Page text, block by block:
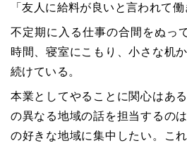
「友人に給料が良いと言われて
不定期に入る仕事の合間をぬっ
時間、寝室にこもり、小さな机
続けている。
本業としてやることに関心はあ
の異なる地域の話を担当するの
の好きな地域に集中したい。こ